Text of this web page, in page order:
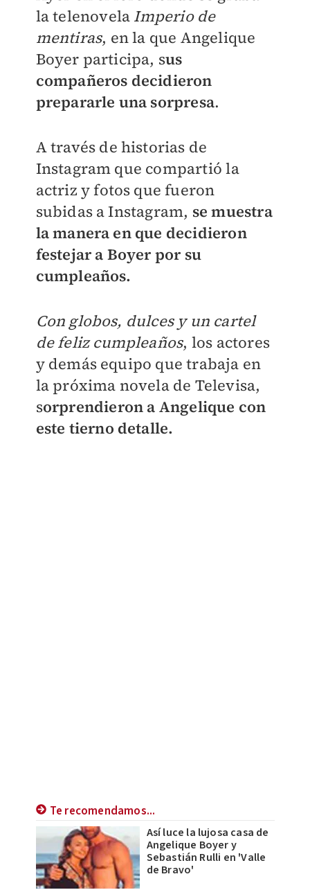
la telenovela Imperio de
mentiras, en la que Angelique
Boyer participa, sus
compañeros decidieron
prepararle una sorpresa.
A través de historias de
Instagram que compartió la
actriz y fotos que fueron
subidas a Instagram, se muestra
la manera en que decidieron
festejar a Boyer por su
cumpleaños.
Con globos, dulces y un cartel
de feliz cumpleaños, los actores
y demás equipo que trabaja en
la próxima novela de Televisa,
sorprendieron a Angelique con
este tierno detalle.
Te recomendamos...
Así luce la lujosa casa de
Angelique Boyer y
Sebastián Rulli en 'Valle
de Bravo'